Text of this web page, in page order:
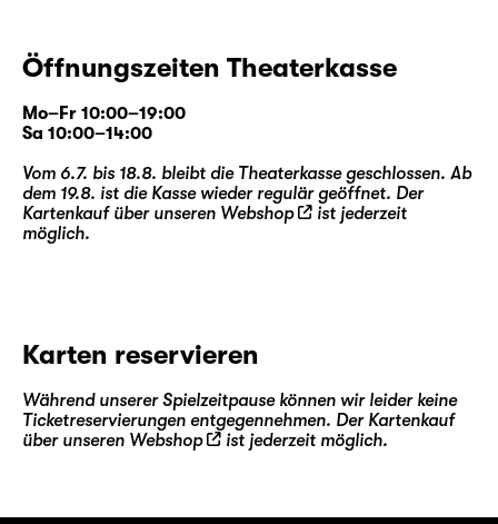
Öffnungszeiten Theaterkasse
Mo–Fr 10:00–19:00
Sa 10:00–14:00
Vom 6.7. bis 18.8. bleibt die Theaterkasse geschlossen. Ab
dem 19.8. ist die Kasse wieder regulär geöffnet. Der
Kartenkauf über unseren Webshop
ist jederzeit
möglich.
Karten reservieren
Während unserer Spielzeitpause können wir leider keine
Ticketreservierungen entgegennehmen. Der Kartenkauf
über unseren Webshop ist jederzeit möglich.